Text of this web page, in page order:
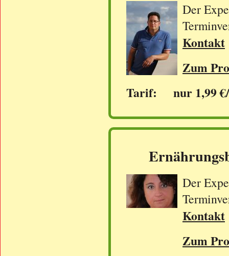
Der
Kontakt
Zum
Tarif: nur 1,99
Der
Kontakt
Zum